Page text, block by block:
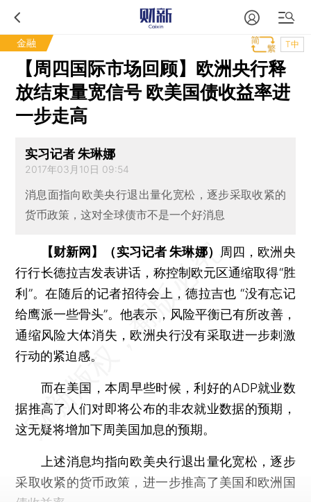
金融 T中
【周四国际市场回顾】欧洲央行释
放结束量宽信号 欧美国债收益率进
一步走高
实习记者 朱琳娜
2017年03月10日 09:54
消息面指向欧美央行退出量化宽松，逐步采取收紧的
货币政策，这对全球债市不是一个好消息
【财新网】（实习记者 朱琳娜）
周四，欧洲央
行行长德拉吉发表讲话，称控制欧元区通缩取得“胜
利”。在随后的记者招待会上，德拉吉也 “没有忘记
给鹰派一些骨头”。他表示，风险平衡已有所改善，
通缩风险大体消失，欧洲央行没有采取进一步刺激
行动的紧迫感。
而在美国，本周早些时候，利好的ADP就业数
据推高了人们对即将公布的非农就业数据的预期，
这无疑将增加下周美国加息的预期。
上述消息均指向欧美央行退出量化宽松，逐步
采取收紧的货币政策，进一步推高了美国和欧洲国